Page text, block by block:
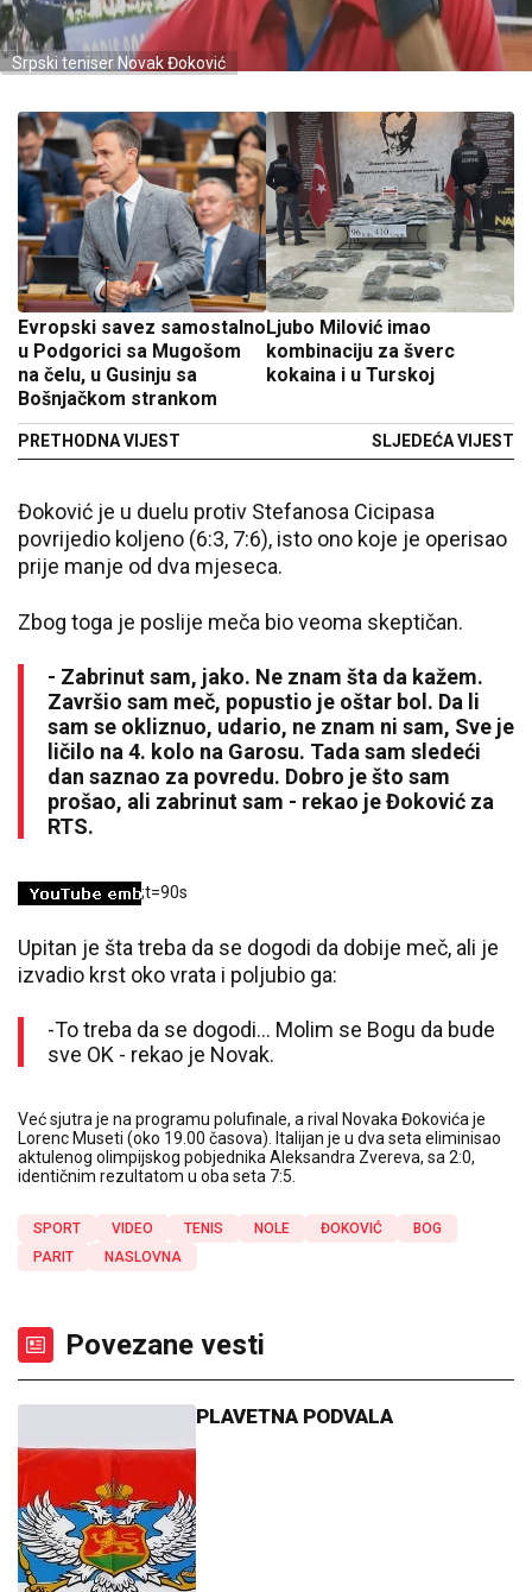
Srpski teniser Novak Đoković
Evropski savez samostalno
u Podgorici sa Mugošom
na čelu, u Gusinju sa
Bošnjačkom strankom
PRETHODNA VIJEST
Ljubo Milović imao
kombinaciju za šverc
kokaina i u Turskoj
SLJEDEĆA VIJEST
Đoković je u duelu protiv Stefanosa Cicipasa
povrijedio koljeno (6:3, 7:6), isto ono koje je operisao
prije manje od dva mjeseca.
Zbog toga je poslije meča bio veoma skeptičan.
- Zabrinut sam, jako. Ne znam šta da kažem.
Završio sam meč, popustio je oštar bol. Da li
sam se okliznuo, udario, ne znam ni sam, Sve je
ličilo na 4. kolo na Garosu. Tada sam sledeći
dan saznao za povredu. Dobro je što sam
prošao, ali zabrinut sam - rekao je Đoković za
RTS.
;t=90s
Upitan je šta treba da se dogodi da dobije meč, ali je
izvadio krst oko vrata i poljubio ga:
-To treba da se dogodi... Molim se Bogu da bude
sve OK - rekao je Novak.
Već sjutra je na programu polufinale, a rival Novaka Đokovića je
Lorenc Museti (oko 19.00 časova). Italijan je u dva seta eliminisao
aktulenog olimpijskog pobjednika Aleksandra Zvereva, sa 2:0,
identičnim rezultatom u oba seta 7:5.
SPORT VIDEO TENIS NOLE ĐOKOVIĆ
BOG
PARIT
NASLOVNA
Povezane vesti
PLAVETNA PODVALA